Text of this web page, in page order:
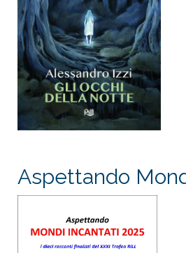
Aspettando